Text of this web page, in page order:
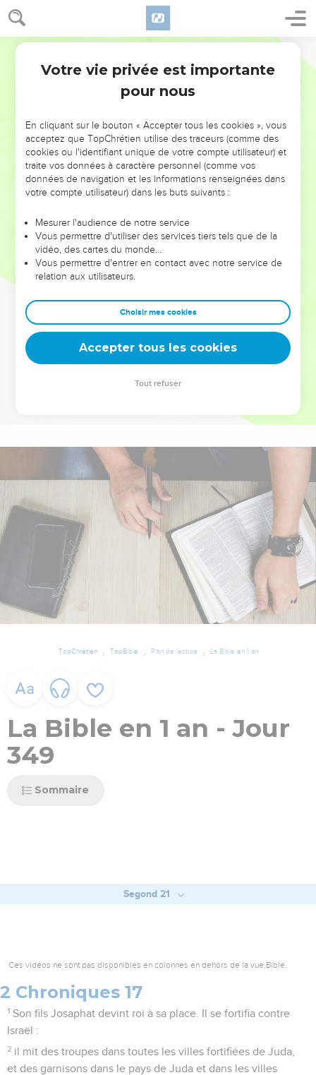
NE MANQUEZ PAS L’ÉVÉNEMENT
DE L’ANNÉE !
ET SI LEURS ERREURS POUVAIENT VOUS ÉVITER LES
VOTRES ?
leur foi ou leur vision. Mais on voit moins les doutes, les erreurs
et les saisons difficiles qu'ils ont traversés, alors même que ce
sont elles qui les ont façonnés.
Dans cette conférence, leaders, entrepreneurs, et responsables
clés pour avancer avec plus de sagesse afin que leurs erreurs
deviennent vos tremplins. Que vous guidiez un ministère, une
équipe, un groupe ou une famille, leur expérience est faite
TopChrétien TopBible Plan de lecture La Bible en 1 an
La Bible en 1 an - Jour
349
Sommaire
Segond 21
Ces vidéos ne sont pas disponibles en colonnes en dehors de la vue Bible.
2 Chroniques 17
1 Son fils Josaphat devint roi à sa place. Il se fortifia contre
Israël :
2 il mit des troupes dans toutes les villes fortifiées de Juda,
et des garnisons dans le pays de Juda et dans les villes
Votre vie privée est importante
pour nous
En cliquant sur le bouton « Accepter tous les cookies », vous
acceptez que TopChrétien utilise des traceurs (comme des
cookies ou l'identifiant unique de votre compte utilisateur) et
traite vos données à caractère personnel (comme vos
données de navigation et les informations renseignées dans
votre compte utilisateur) dans les buts suivants :
Mesurer l'audience de notre service
Vous permettre d'utiliser des services tiers tels que de la
vidéo, des cartes du monde…
Vous permettre d'entrer en contact avec notre service de
relation aux utilisateurs.
Choisir mes cookies
Accepter tous les cookies
Tout refuser